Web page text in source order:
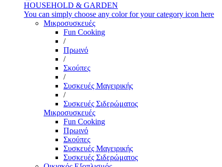
HOUSEHOLD & GARDEN
You can simply choose any color for your category icon here
Μικροσυσκευές
Fun Cooking
/
Πρωινό
/
Σκούπες
/
Συσκευές Μαγειρικής
/
Συσκευές Σιδερώματος
Μικροσυσκευές
Fun Cooking
Πρωινό
Σκούπες
Συσκευές Μαγειρικής
Συσκευές Σιδερώματος